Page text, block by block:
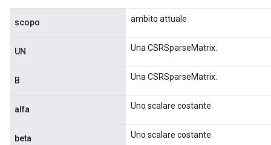
scopo ambito attuale
UN Una CSRSparseMatrix.
B Una CSRSparseMatrix.
alfa Uno scalare costante.
beta Uno scalare costante.